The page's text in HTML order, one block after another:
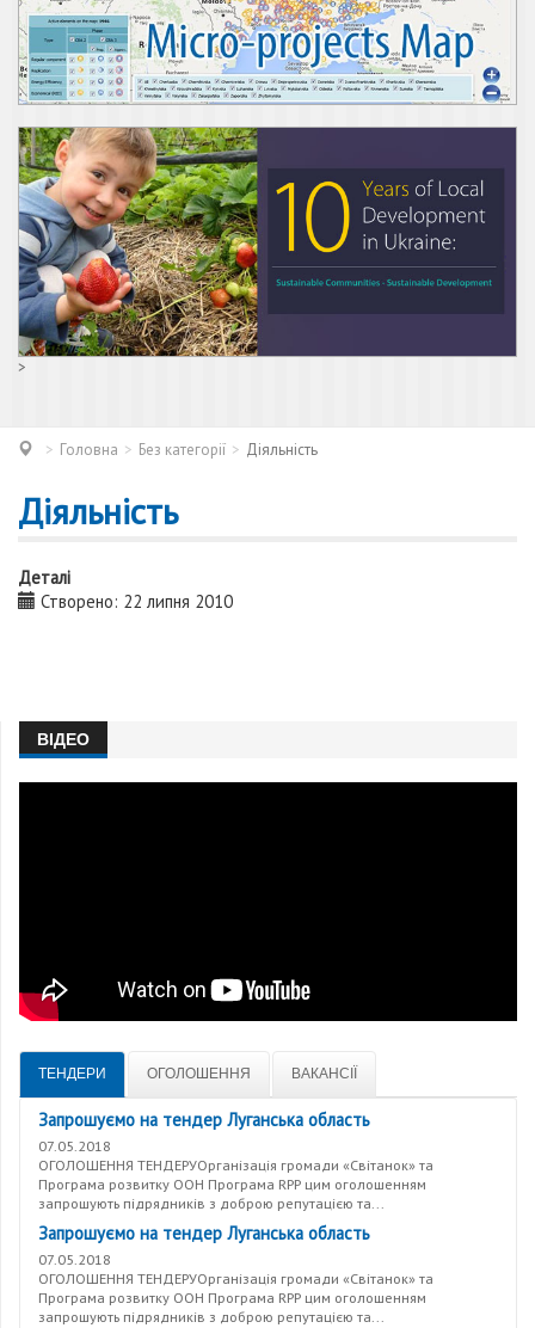
>
Головна Без категорії Діяльність
Діяльність
Деталі
Створено: 22 липня 2010
ВІДЕО
ТЕНДЕРИ ОГОЛОШЕННЯ ВАКАНСІЇ
Запрошуємо на тендер Луганська область
07.05.2018
ОГОЛОШЕННЯ ТЕНДЕРУОрганізація громади «Світанок» та
Програма розвитку ООН Програма RPP цим оголошенням
запрошують підрядників з доброю репутацією та...
Запрошуємо на тендер Луганська область
07.05.2018
ОГОЛОШЕННЯ ТЕНДЕРУОрганізація громади «Світанок» та
Програма розвитку ООН Програма RPP цим оголошенням
запрошують підрядників з доброю репутацією та...